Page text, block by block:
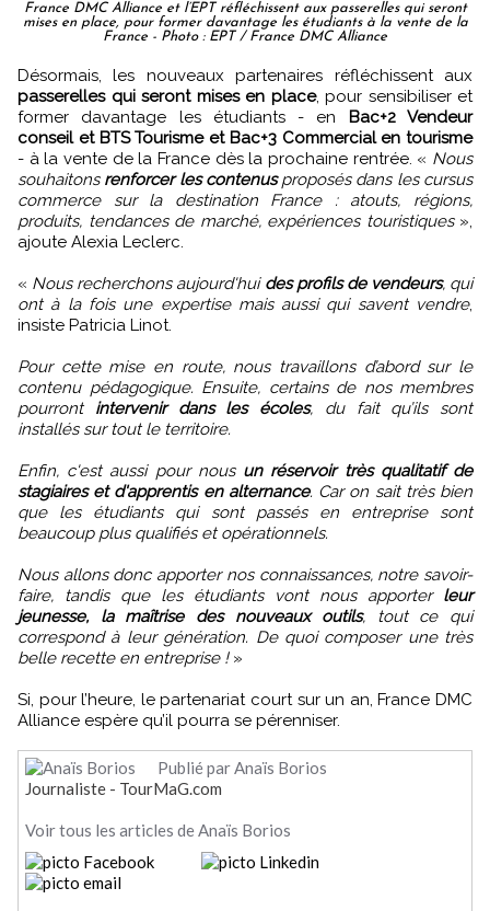
France DMC Alliance et l’EPT réfléchissent aux passerelles qui seront
mises en place, pour former davantage les étudiants à la vente de la
France - Photo : EPT / France DMC Alliance
Désormais, les nouveaux partenaires réfléchissent aux
passerelles qui seront mises en place, pour sensibiliser et
former davantage les étudiants - en Bac+2 Vendeur
conseil et BTS Tourisme et Bac+3 Commercial en tourisme
- à la vente de la France dès la prochaine rentrée. « Nous
souhaitons renforcer les contenusproposés dans les cursus
commerce sur la destination France : atouts, régions,
produits, tendances de marché, expériences touristiques»,
ajoute Alexia Leclerc.
« Nous recherchons aujourd'hui des profils de vendeurs, qui
ont à la fois une expertise mais aussi qui savent vendre,
insiste Patricia Linot.
Pour cette mise en route, nous travaillons d’abord sur le
contenu pédagogique. Ensuite, certains de nos membres
pourront intervenir dans les écoles, du fait qu’ils sont
installés sur tout le territoire.
Enfin, c'est aussi pour nous un réservoir très qualitatif de
stagiaires et d'apprentis en alternance. Car on sait très bien
que les étudiants qui sont passés en entreprise sont
beaucoup plus qualifiés et opérationnels.
Nous allons donc apporter nos connaissances, notre savoir-
faire, tandis que les étudiants vont nous apporter leur
jeunesse, la maîtrise des nouveaux outils, tout ce qui
correspond à leur génération. De quoi composer une très
belle recette en entreprise !»
Si, pour l’heure, le partenariat court sur un an, France DMC
Alliance espère qu’il pourra se pérenniser.
Publié par Anaïs Borios
Journaliste - TourMaG.com
Voir tous les articles de Anaïs Borios